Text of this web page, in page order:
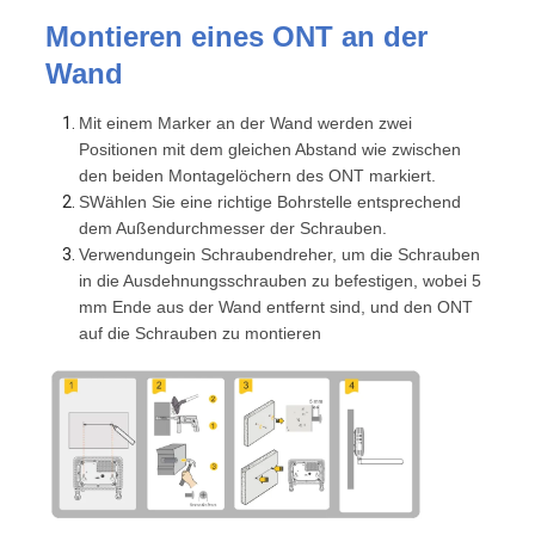
Montieren eines ONT an der
Wand
Mit einem Marker an der Wand werden zwei
Positionen mit dem gleichen Abstand wie zwischen
den beiden Montagelöchern des ONT markiert.
SWählen Sie eine richtige Bohrstelle entsprechend
dem Außendurchmesser der Schrauben.
Verwendungein Schraubendreher, um die Schrauben
in die Ausdehnungsschrauben zu befestigen, wobei 5
mm Ende aus der Wand entfernt sind, und den ONT
auf die Schrauben zu montieren